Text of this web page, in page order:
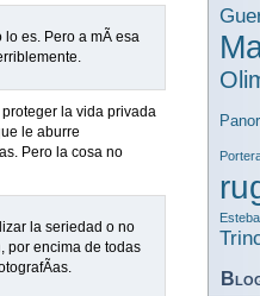
es. Pero a mÃ­ esa
proteger la vida privada
le aburre
Pero la cosa no
la seriedad o no
por encima de todas